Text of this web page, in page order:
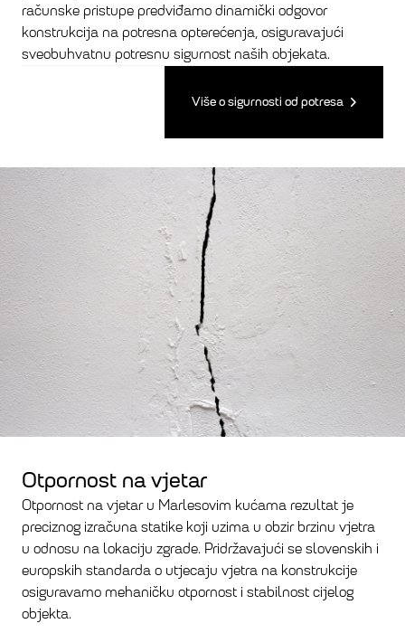
računske pristupe predviđamo dinamički odgovor
konstrukcija na potresna opterećenja, osiguravajući
sveobuhvatnu potresnu sigurnost naših objekata.
Više o sigurnosti od potresa
Otpornost na vjetar
Otpornost na vjetar u Marlesovim kućama rezultat je
preciznog izračuna statike koji uzima u obzir brzinu vjetra
u odnosu na lokaciju zgrade. Pridržavajući se slovenskih i
europskih standarda o utjecaju vjetra na konstrukcije
osiguravamo mehaničku otpornost i stabilnost cijelog
objekta.